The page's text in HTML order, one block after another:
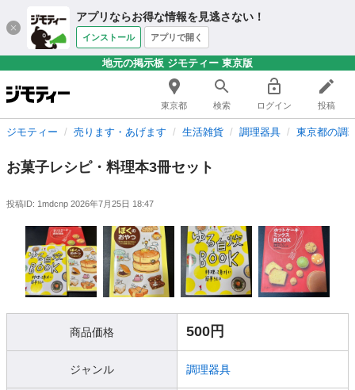
アプリならお得な情報を見逃さない！
インストール アプリで開く
地元の掲示板 ジモティー 東京版
東京都 検索 ログイン 投稿
ジモティー 売ります・あげます 生活雑貨 調理器具 東京都の調
お菓子レシピ・料理本3冊セット
投稿ID: 1mdcnp 2026年7月25日 18:47
商品価格 500円
ジャンル 調理器具